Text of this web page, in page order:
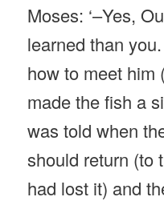
Moses: ‘–Yes,
learned than
how to meet him
made the fish a
was told when
should return (to
had lost it) and